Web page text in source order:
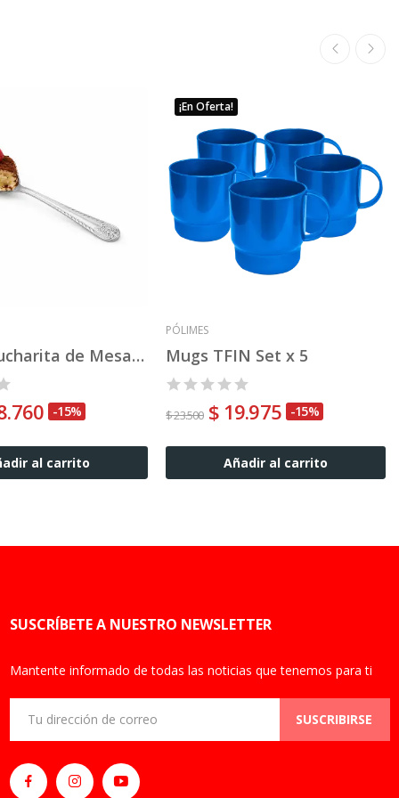
Set x 3 Cucharita de Mesa x12 Mod 10
-15%
al carrito
¡En Oferta!
PÓLIMES
Mugs TFIN Set x 5
$ 23.500 $ 19.975 -15%
Añadir al carrito
SUSCRÍBETE A NUESTRO NEWSLETTER
Mantente informado de todas las noticias que tenemos para ti
SUSCRIBIRSE